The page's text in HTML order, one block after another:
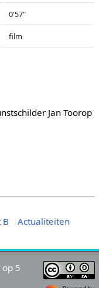
0'57"
film
Jan Toorop
B
Actualiteiten
5